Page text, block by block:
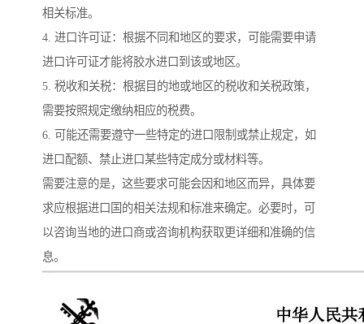
相关标准。
4. 进口许可证：根据不同和地区的要求，可能需要申请
进口许可证才能将胶水进口到该或地区。
5. 税收和关税：根据目的地或地区的税收和关税政策，
需要按照规定缴纳相应的税费。
6. 可能还需要遵守一些特定的进口限制或禁止规定，如
进口配额、禁止进口某些特定成分或材料等。
需要注意的是，这些要求可能会因和地区而异，具体要
求应根据进口国的相关法规和标准来确定。必要时，可
以咨询当地的进口商或咨询机构获取更详细和准确的信
息。